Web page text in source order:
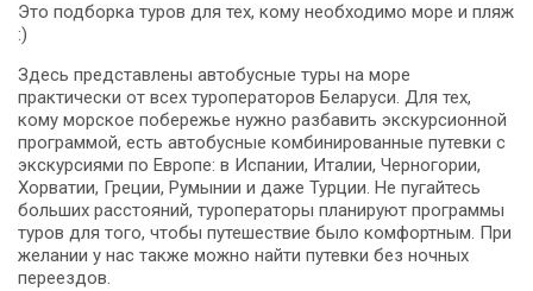
Это подборка туров для тех, кому необходимо море и пляж
:)
Здесь представлены автобусные туры на море
практически от всех туроператоров Беларуси. Для тех,
кому морское побережье нужно разбавить экскурсионной
программой, есть автобусные комбинированные путевки с
экскурсиями по Европе: в Испании, Италии, Черногории,
Хорватии, Греции, Румынии и даже Турции. Не пугайтесь
больших расстояний, туроператоры планируют программы
туров для того, чтобы путешествие было комфортным. При
желании у нас также можно найти путевки без ночных
переездов.